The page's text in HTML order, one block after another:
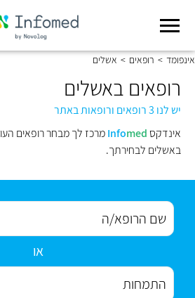
אינפומד > רופאים > אשלים
רופאים באשלים
יש לנו 3 רופאים ורופאות באתר
אינדקס
Infomed
מרכז לך מבחר רופאים
באשלים לבחירתך.
או